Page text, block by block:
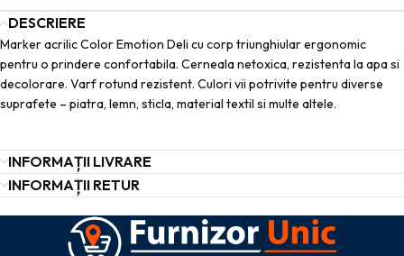
DESCRIERE
Marker acrilic Color Emotion Deli cu corp triunghiular ergonomic
pentru o prindere confortabila. Cerneala netoxica, rezistenta la apa si
decolorare. Varf rotund rezistent. Culori vii potrivite pentru diverse
suprafete – piatra, lemn, sticla, material textil si multe altele.
INFORMAȚII LIVRARE
INFORMAȚII RETUR